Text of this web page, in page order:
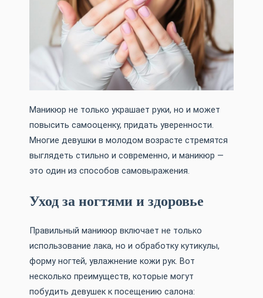
Маникюр не только украшает руки, но и может
повысить самооценку, придать уверенности.
Многие девушки в молодом возрасте стремятся
выглядеть стильно и современно, и маникюр —
это один из способов самовыражения.
Уход за ногтями и здоровье
Правильный маникюр включает не только
использование лака, но и обработку кутикулы,
форму ногтей, увлажнение кожи рук. Вот
несколько преимуществ, которые могут
побудить девушек к посещению салона: